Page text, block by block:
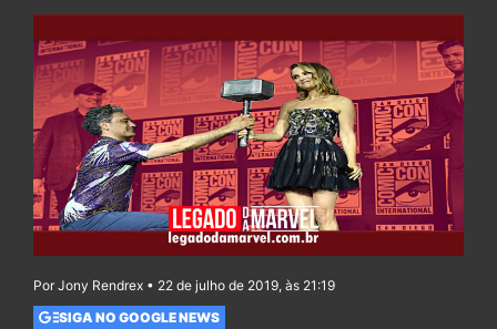
Por Jony Rendrex • 22 de julho de 2019, às 21:19
SIGA NO GOOGLE NEWS